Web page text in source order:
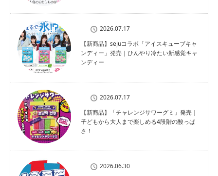
2026.07.17
【新商品】sejuコラボ「アイスキューブキャ
ンディー」発売｜ひんやり冷たい新感覚キャ
ンディー
2026.07.17
【新商品】「チャレンジサワーグミ」発売｜
子どもから大人まで楽しめる4段階の酸っぱ
さ！
2026.06.30